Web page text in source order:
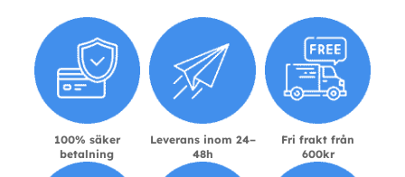
100% säker
betalning
Leverans inom 24–
48h
Fri frakt från
600kr